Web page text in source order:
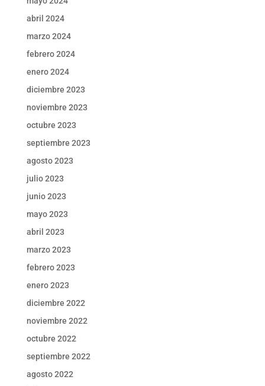
abril 2024
marzo 2024
febrero 2024
enero 2024
diciembre 2023
noviembre 2023
octubre 2023
septiembre 2023
agosto 2023
julio 2023
junio 2023
mayo 2023
abril 2023
marzo 2023
febrero 2023
enero 2023
diciembre 2022
noviembre 2022
octubre 2022
septiembre 2022
agosto 2022